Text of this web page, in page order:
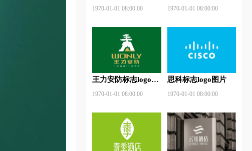
1970-01-01 08:00:00 1970-01-01 08:00:00
王力安防标志logo图
1970-01-01 08:00:00
思科标志logo图片
1970-01-01 08:00:00